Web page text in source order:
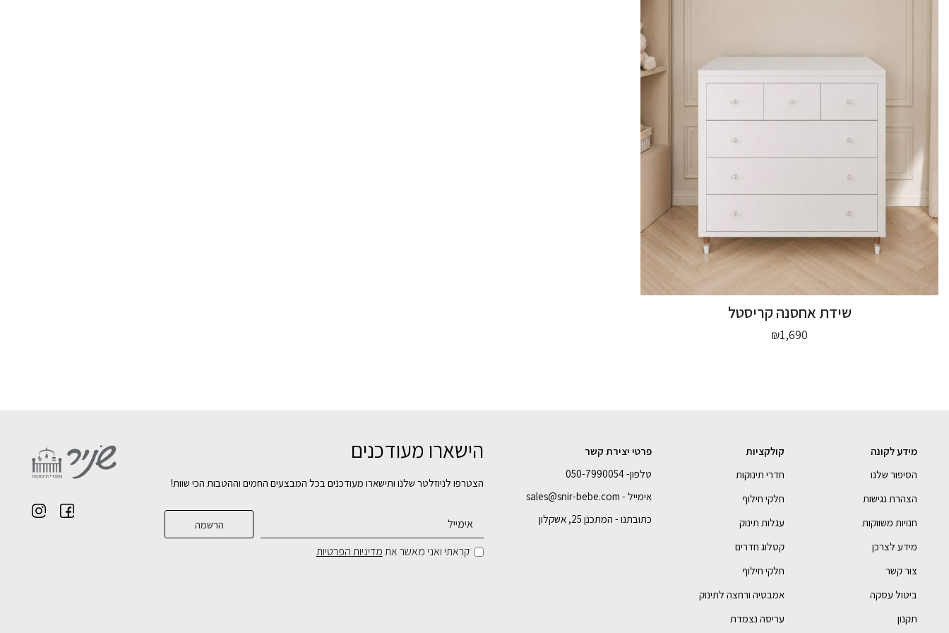
שידת אחסנה קריסטל
₪1,690
מידע לקונה
הסיפור שלנו
הצהרת נגישות
חנויות משווקות
מידע לצרכן
צור קשר
ביטול עסקה
תקנון
קולקציות
חדרי תינוקות
חלקי חילוף
עגלות תינוק
קטלוג חדרים
חלקי חילוף
אמבטיה ורחצה לתינוק
עריסה נצמדת
פרטי יצירת קשר
טלפון- 050-7990054
אימייל - sales@snir-bebe.com
כתובתנו - המתכנן 25, אשקלון
הישארו מעודכנים
הצטרפו לניוזלטר שלנו ותישארו מעודכנים בכל המבצעים החמים וההטבות הכי שוות!
קראתי ואני מאשר אתמדיניות הפרטיות